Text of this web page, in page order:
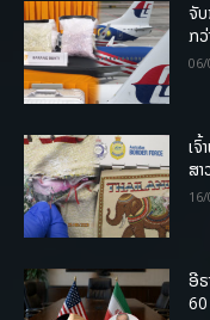
ຈັ
ກ
ເ
ສ
ອີຣ